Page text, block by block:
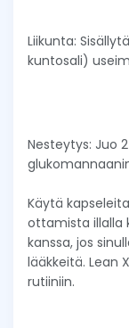
Liikunta:
kuntosali)
Nesteytys: Juo
Käytä
ottamista illalla
kanssa, jos
lääkkeitä. Lean
rutiiniin.